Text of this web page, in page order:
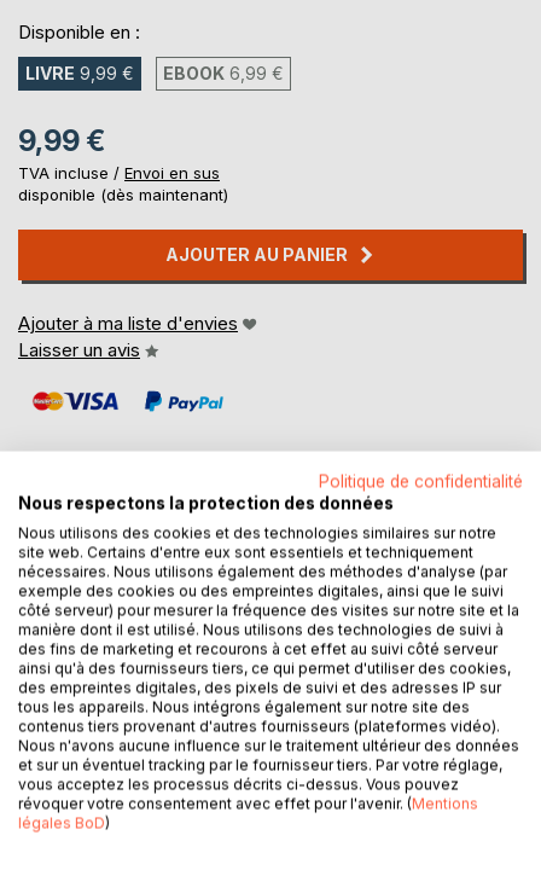
Disponible en :
LIVRE 9,99 € EBOOK 6,99 €
9,99 €
TVA incluse / Envoi en sus
disponible (dès maintenant)
AJOUTER AU PANIER
Ajouter à ma liste d'envies
Laisser un avis
DESCRIPTION
Une jeune parisienne empêtrée de clichés sur la campagne
emménage dans un petit village rural tandis que débute en
France le mouvement des gilets jaunes.
Comme 58% des jeunes urbains, Clara et Ugo rêvent de
vivre à la campagne. Mais eux, ils vont vraiment le faire ! Ils
ont 32 ans, ils sont amoureux, et ils veulent construire une
vie saine, frugale, écologique et conviviale. Pour cela, Clara
renonce à Paris et à sa carrière d'avocate. Elle emménage
à la fin de l'été 2018 dans un village de 600 habitants dans
Politique de confidentialité
Nous respectons la protection des données
Nous utilisons des cookies et des technologies similaires sur notre
site web. Certains d'entre eux sont essentiels et techniquement
nécessaires. Nous utilisons également des méthodes d'analyse (par
exemple des cookies ou des empreintes digitales, ainsi que le suivi
côté serveur) pour mesurer la fréquence des visites sur notre site et la
manière dont il est utilisé. Nous utilisons des technologies de suivi à
des fins de marketing et recourons à cet effet au suivi côté serveur
ainsi qu'à des fournisseurs tiers, ce qui permet d'utiliser des cookies,
des empreintes digitales, des pixels de suivi et des adresses IP sur
tous les appareils. Nous intégrons également sur notre site des
contenus tiers provenant d'autres fournisseurs (plateformes vidéo).
Nous n'avons aucune influence sur le traitement ultérieur des données
et sur un éventuel tracking par le fournisseur tiers. Par votre réglage,
vous acceptez les processus décrits ci-dessus. Vous pouvez
révoquer votre consentement avec effet pour l'avenir. (Mentions
légales BoD)